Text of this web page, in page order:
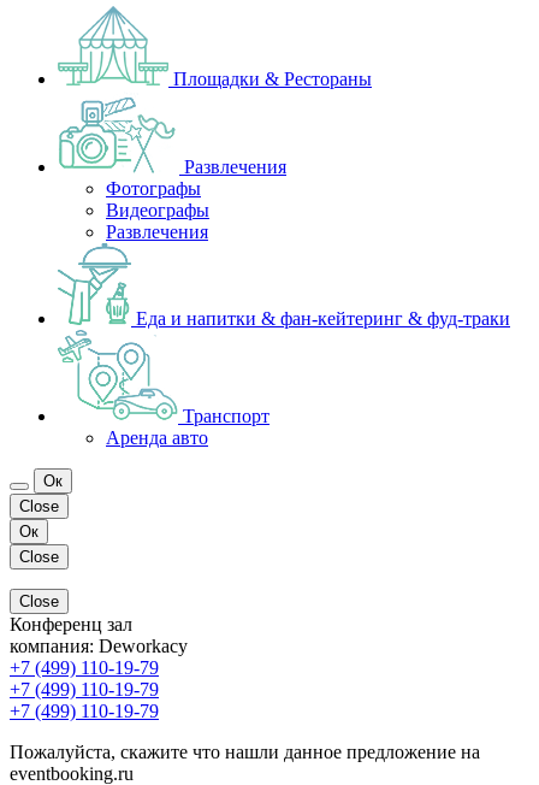
Площадки & Рестораны
Развлечения
Фотографы
Видеографы
Развлечения
Еда и напитки & фан-кейтеринг & фуд-траки
Транспорт
Аренда авто
Ок
Close
Ок
Close
Close
Конференц зал
компания: Deworkacy
+7 (499) 110-19-79
+7 (499) 110-19-79
+7 (499) 110-19-79
Пожалуйста, скажите что нашли данное предложение на
eventbooking.ru